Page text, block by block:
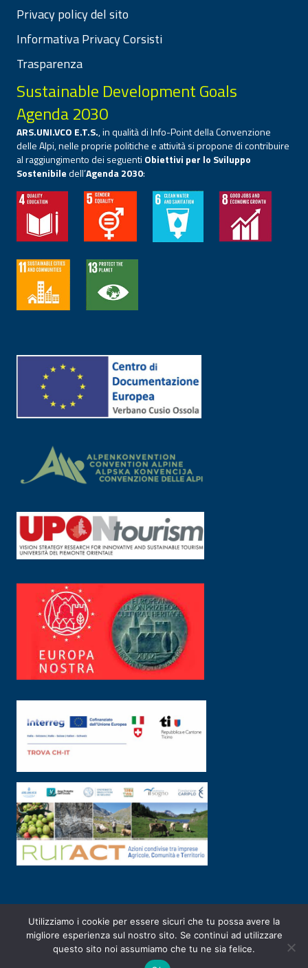
Privacy policy del sito
Informativa Privacy Corsisti
Trasparenza
Sustainable Development Goals
Agenda 2030
ARS.UNI.VCO E.T.S., in qualità di Info-Point della Convenzione
delle Alpi, nelle proprie politiche e attività si propone di contribuire
al raggiungimento dei seguenti Obiettivi per lo Sviluppo
Sostenibiledell’Agenda 2030:
PRIVACY POLICY|2003-2026 ©ARSUNIVCO|Designed byE-SERV
Utilizziamo i cookie per essere sicuri che tu possa avere la
migliore esperienza sul nostro sito. Se continui ad utilizzare
questo sito noi assumiamo che tu ne sia felice.